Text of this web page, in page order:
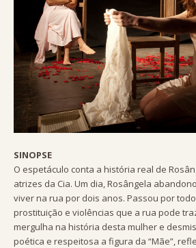
Comunicação
Contato
SINOPSE
O espetáculo conta a história real de
atrizes da Cia. Um dia, Rosângela
viver na rua por dois anos. Passou por
prostituição e violências que a rua pode
mergulha na história desta mulher e
poética e respeitosa a figura da “Mãe”,